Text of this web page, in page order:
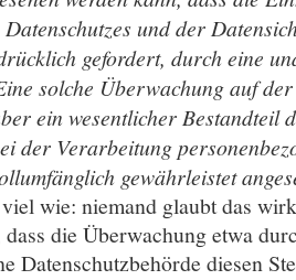
und der
gefordert, durch eine
solche Überwachung auf
ein wesentlicher Bestandteil
der Verarbeitung
gewährleistet
wie: niemand glaubt das
die Überwachung etwa
Datenschutzbehörde diesen